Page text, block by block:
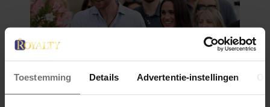
Toestemming Details Advertentie-instellingen